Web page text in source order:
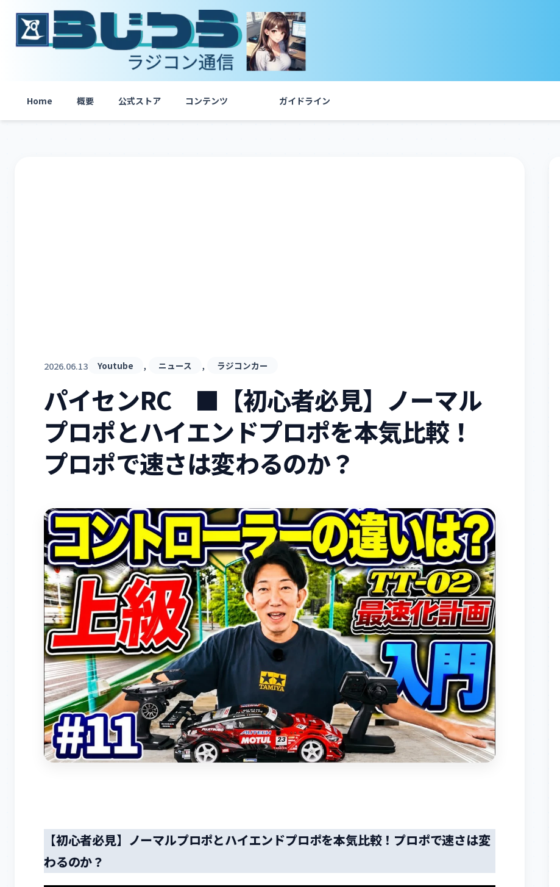
Home 概要 公式ストア コンテンツ ガイドライン
2026.06.13 Youtube , ニュース , ラジコンカー
パイセンRC ■【初心者必見】ノーマル
プロポとハイエンドプロポを本気比較！
プロポで速さは変わるのか？
【初心者必見】ノーマルプロポとハイエンドプロポを本気比較！プロポで速さは変
わるのか？